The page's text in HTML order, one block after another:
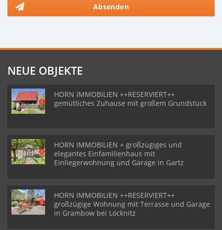
Absenden
NEUE OBJEKTE
HORN IMMOBILIEN ++RESERVIERT++
gemütliches Zuhause mit großem Grundstück
HORN IMMOBILIEN + großzügiges und
elegantes Einfamilienhaus mit
Einliegerwohnung und Garage in Gartz
HORN IMMOBILIEN ++RESERVIERT++
großzügige Wohnung mit Terrasse und Garage
in Grambow bei Löcknitz